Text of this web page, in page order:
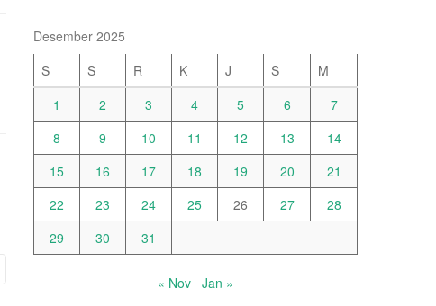
Desember 2025
S
S R K J S
M
1
2 3 4 5 6
7
8
9 10 11 12 13
14
15
16 17 18 19 20
21
22
23 24 25 26 27
28
29
30 31
« Nov Jan »